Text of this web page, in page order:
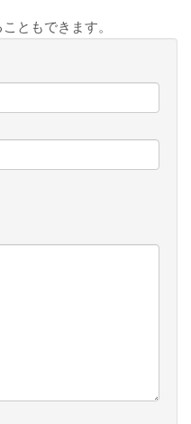
ともできます。